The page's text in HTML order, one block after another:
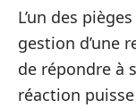
L’un des
gestion d’une
de répondre à
réaction